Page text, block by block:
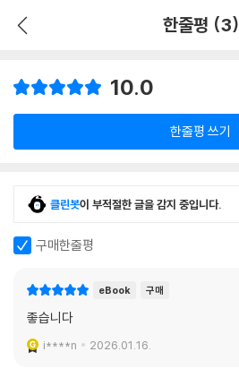
한줄평 (3)
10.0
한줄평 쓰기
클린봇이 부적절한 글을 감지 중입니다.
구매한줄평
eBook 구매
좋습니다
i****n 2026.01.16.